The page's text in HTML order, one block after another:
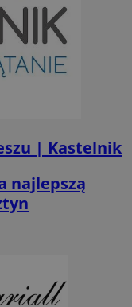
| Kastelnik
najlepszą